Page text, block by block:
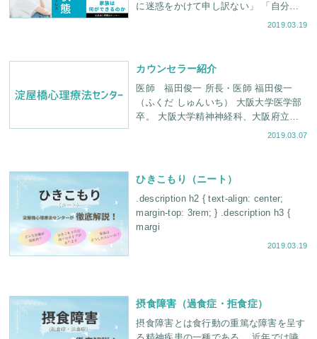
に迷惑をかけて申し訳ない」 「自分が
情けなくなる」 「気持ちが落ち込ん
2019.03.19
カウンセラー紹介
医師 福田俊一 所長・医師 福田俊一
（ふくだ しゅんいち） 大阪大学医学部
卒。 大阪大学精神神経科、大阪府立病
院神経科にて精神医療に取り組む。 米
2019.03.07
ひきこもり（ニート）
.description h2 { text-align: center;
margin-top: 3rem; } .description h3 {
margi
2019.03.19
摂食障害（過食症・拒食症）
摂食障害とは食行動の重篤な障害を呈す